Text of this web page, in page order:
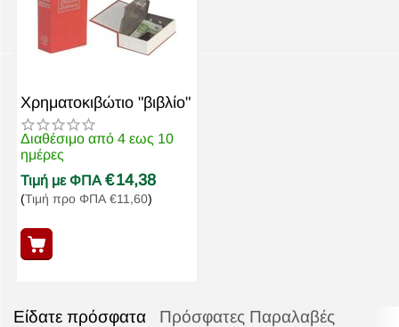
Χρηματοκιβώτιο "βιβλίο"
Διαθέσιμο από 4 εως 10
ημέρες
Τιμή με ΦΠΑ €14,38
(Τιμή προ ΦΠΑ €11,60)
Είδατε πρόσφατα Πρόσφατες Παραλαβές